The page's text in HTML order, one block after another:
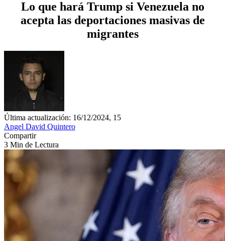
Lo que hará Trump si Venezuela no
acepta las deportaciones masivas de
migrantes
Última actualización: 16/12/2024, 15
Angel David Quintero
Compartir
3 Min de Lectura